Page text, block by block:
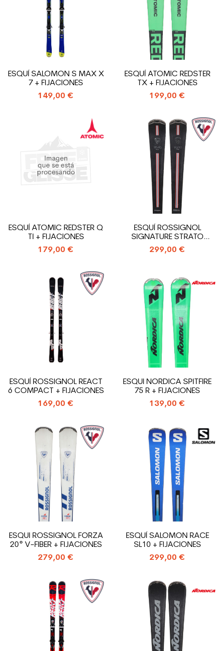
ESQUÍ SALOMON S MAX X
7 + FIJACIONES
149,00 €
ESQUÍ ATOMIC REDSTER
TX + FIJACIONES
199,00 €
ESQUÍ ATOMIC REDSTER Q
TI + FIJACIONES
179,00 €
ESQUÍ ROSSIGNOL
SIGNATURE STRATO
COURSE + FIJACIONES
299,00 €
ESQUÍ ROSSIGNOL REACT
6 COMPACT + FIJACIONES
169,00 €
ESQUI NORDICA SPITFIRE
75 R + FIJACIONES
139,00 €
ESQUI ROSSIGNOL FORZA
20° V-FIBER + FIJACIONES
279,00 €
ESQUÍ SALOMON RACE
SL10 + FIJACIONES
299,00 €